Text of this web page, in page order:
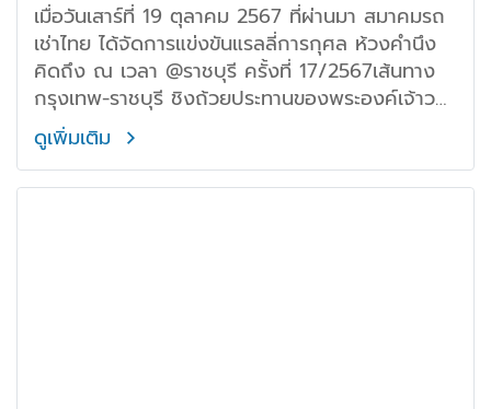
เมื่อวันเสาร์ที่ 19 ตุลาคม 2567 ที่ผ่านมา สมาคมรถ
เช่าไทย ได้จัดการแข่งขันแรลลี่การกุศล ห้วงคำนึง
คิดถึง ณ เวลา @ราชบุรี ครั้งที่ 17/2567เส้นทาง
กรุงเทพ-ราชบุรี ชิงถ้วยประทานของพระองค์เจ้าว
รวงค์เธอ พระองค์เจ้าโสมสวลี กรมหมื่นสุทธนารีนาถ
อันเป็นการหารายได้มอบให้กับสภากาชาดไทย และ
องค์กรสาธารณะประโยชน์อื่นๆ
ดูเพิ่มเติม